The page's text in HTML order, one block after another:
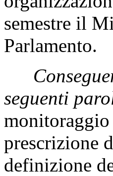
semestre il
Parlamento.
seguenti
prescrizione
definizione